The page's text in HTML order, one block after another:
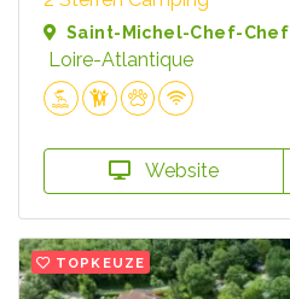
Saint-Michel-Chef-Chef
Loire-Atlantique
Website
TOPKEUZE